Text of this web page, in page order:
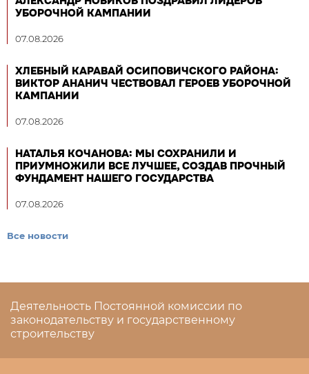
УБОРОЧНОЙ КАМПАНИИ
07.08.2026
ХЛЕБНЫЙ КАРАВАЙ ОСИПОВИЧСКОГО РАЙОНА:
ВИКТОР АНАНИЧ ЧЕСТВОВАЛ ГЕРОЕВ УБОРОЧНОЙ
КАМПАНИИ
07.08.2026
НАТАЛЬЯ КОЧАНОВА: МЫ СОХРАНИЛИ И
ПРИУМНОЖИЛИ ВСЕ ЛУЧШЕЕ, СОЗДАВ ПРОЧНЫЙ
ФУНДАМЕНТ НАШЕГО ГОСУДАРСТВА
07.08.2026
Все новости
Деятельность Постоянной комиссии по
законодательству и государственному
строительству